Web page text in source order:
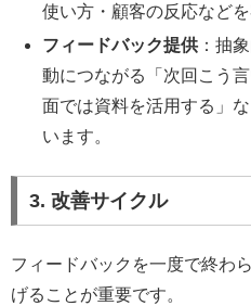
使い方・顧客の反応などを
フィードバック提供 ：抽
動につながる「次回こう
面では資料を活用する」
います。
3. 改善サイクル
フィードバックを一度で終わ
げることが重要です。